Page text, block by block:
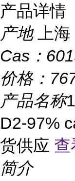
产品详情
产地
上海
Cas：
价格：
产品名称
D2-97%
货供应
简介